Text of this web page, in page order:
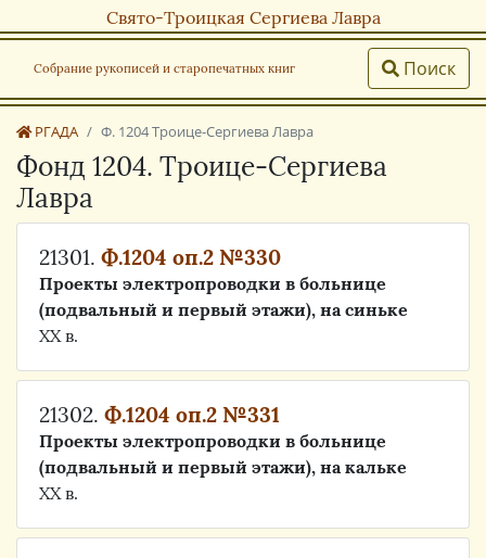
Свято-Троицкая Сергиева Лавра
Собрание рукописей и старопечатных книг Поиск
РГАДА Ф. 1204 Троице-Сергиева Лавра
Фонд 1204. Троице-Сергиева
Лавра
21301. Ф.1204 оп.2 №330
Проекты электропроводки в больнице
(подвальный и первый этажи), на синьке
ХХ в.
21302. Ф.1204 оп.2 №331
Проекты электропроводки в больнице
(подвальный и первый этажи), на кальке
ХХ в.